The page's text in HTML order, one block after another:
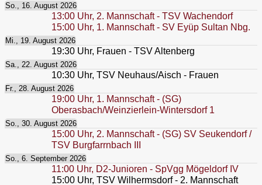
So., 16. August 2026
13:00 Uhr, 2. Mannschaft - TSV Wachendorf
15:00 Uhr, 1. Mannschaft - SV Eyüp Sultan Nbg.
Mi., 19. August 2026
19:30 Uhr, Frauen - TSV Altenberg
Sa., 22. August 2026
10:30 Uhr, TSV Neuhaus/Aisch - Frauen
Fr., 28. August 2026
19:00 Uhr, 1. Mannschaft - (SG)
Oberasbach/Weinzierlein-Wintersdorf 1
So., 30. August 2026
15:00 Uhr, 2. Mannschaft - (SG) SV Seukendorf /
TSV Burgfarrnbach III
So., 6. September 2026
11:00 Uhr, D2-Junioren - SpVgg Mögeldorf IV
15:00 Uhr, TSV Wilhermsdorf - 2. Mannschaft